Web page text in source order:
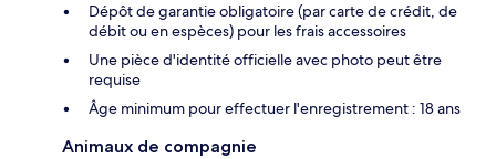
Dépôt de garantie obligatoire (par carte de crédit, de
débit ou en espèces) pour les frais accessoires
Une pièce d'identité officielle avec photo peut être
requise
Âge minimum pour effectuer l'enregistrement : 18 ans
Animaux de compagnie